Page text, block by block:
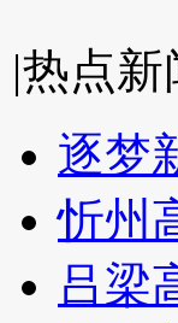
|热点新
逐梦
忻州
吕梁